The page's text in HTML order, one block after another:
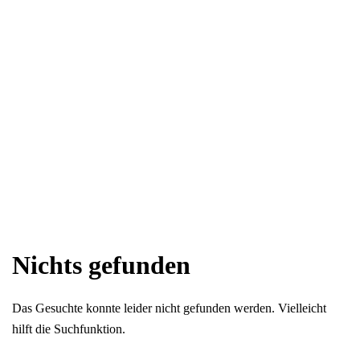
Nichts gefunden
Das Gesuchte konnte leider nicht gefunden werden. Vielleicht
hilft die Suchfunktion.